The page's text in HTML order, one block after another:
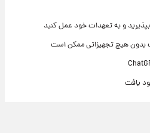
بپذیرید و به تعهدات خود عمل کنید
بدون هیچ تجهیزاتی ممکن است
یافت